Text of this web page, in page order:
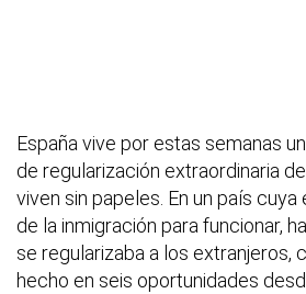
España vive por estas semanas
de regularización extraordinaria
viven sin papeles. En un país
de la inmigración para funcionar,
se regularizaba a los extranjeros,
hecho en seis oportunidades